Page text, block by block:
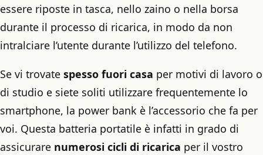
essere riposte in tasca, nello zaino o nella borsa
durante il processo di ricarica, in modo da non
intralciare l’utente durante l’utilizzo del telefono.
Se vi trovate spesso fuori casa per motivi di lavoro o
di studio e siete soliti utilizzare frequentemente lo
smartphone, la power bank è l’accessorio che fa per
voi. Questa batteria portatile è infatti in grado di
assicurare numerosi cicli di ricarica per il vostro